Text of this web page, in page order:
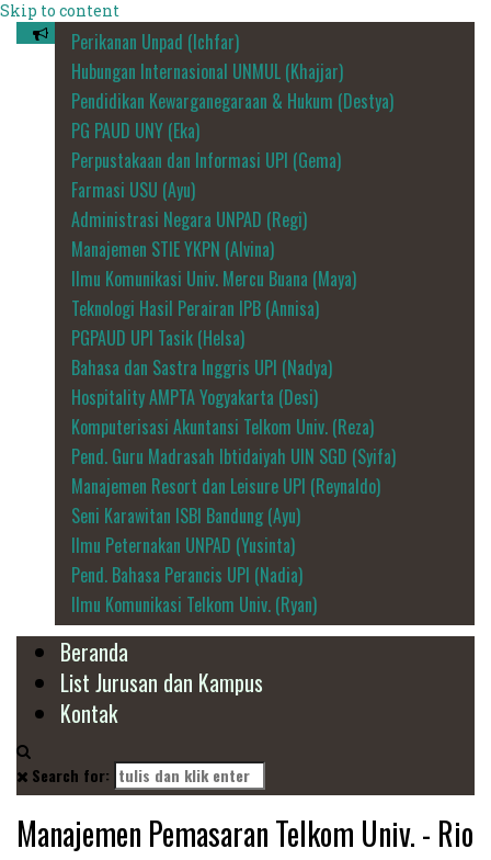
Skip to content
Perikanan Unpad (Ichfar)
Hubungan Internasional UNMUL (Khajjar)
Pendidikan Kewarganegaraan & Hukum (Destya)
PG PAUD UNY (Eka)
Perpustakaan dan Informasi UPI (Gema)
Farmasi USU (Ayu)
Administrasi Negara UNPAD (Regi)
Manajemen STIE YKPN (Alvina)
Ilmu Komunikasi Univ. Mercu Buana (Maya)
Teknologi Hasil Perairan IPB (Annisa)
PGPAUD UPI Tasik (Helsa)
Bahasa dan Sastra Inggris UPI (Nadya)
Hospitality AMPTA Yogyakarta (Desi)
Komputerisasi Akuntansi Telkom Univ. (Reza)
Pend. Guru Madrasah Ibtidaiyah UIN SGD (Syifa)
Manajemen Resort dan Leisure UPI (Reynaldo)
Seni Karawitan ISBI Bandung (Ayu)
Ilmu Peternakan UNPAD (Yusinta)
Pend. Bahasa Perancis UPI (Nadia)
Ilmu Komunikasi Telkom Univ. (Ryan)
Beranda
List Jurusan dan Kampus
Kontak
Search for:
Manajemen Pemasaran Telkom Univ. - Rio